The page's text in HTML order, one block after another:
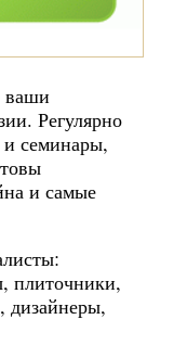
ваши
Регулярно
и семинары,
и самые
плиточники,
дизайнеры,